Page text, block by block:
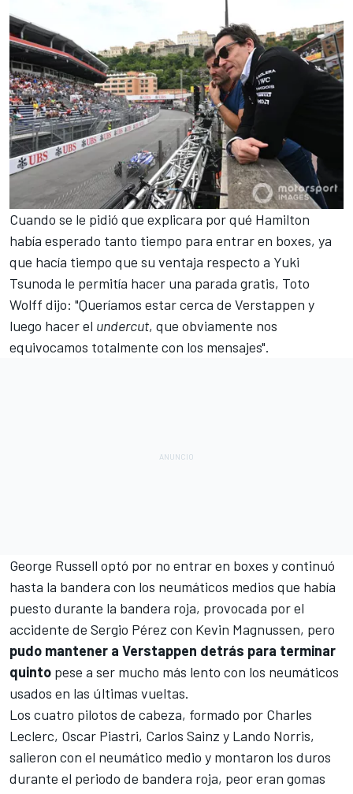
Cuando se le pidió que explicara por qué Hamilton
había esperado tanto tiempo para entrar en boxes, ya
que hacía tiempo que su ventaja respecto a Yuki
Tsunoda le permitía hacer una parada gratis, Toto
Wolff dijo: "Queríamos estar cerca de Verstappen y
luego hacer el undercut, que obviamente nos
equivocamos totalmente con los mensajes".
George Russell optó por no entrar en boxes y continuó
hasta la bandera con los neumáticos medios que había
puesto durante la bandera roja, provocada por el
accidente de Sergio Pérez con Kevin Magnussen, pero
pudo mantener a Verstappen detrás para terminar
quinto pese a ser mucho más lento con los neumáticos
usados en las últimas vueltas.
Los cuatro pilotos de cabeza, formado por Charles
Leclerc, Oscar Piastri, Carlos Sainz y Lando Norris,
salieron con el neumático medio y montaron los duros
durante el periodo de bandera roja, peor eran gomas